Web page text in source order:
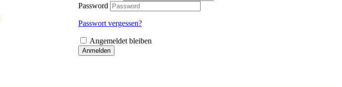
Password
Passwort vergessen?
Angemeldet bleiben
Anmelden